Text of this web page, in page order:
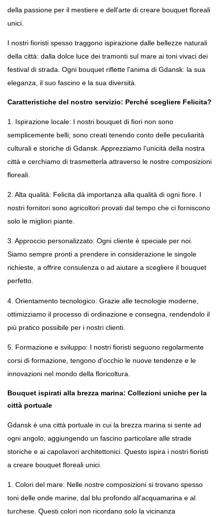
della passione per il mestiere e dell'arte di creare bouquet floreali
unici.
I nostri fioristi spesso traggono ispirazione dalle bellezze naturali
della città: dalla dolce luce dei tramonti sul mare ai toni vivaci dei
festival di strada. Ogni bouquet riflette l'anima di Gdansk: la sua
eleganza, il suo fascino e la sua diversità.
Caratteristiche del nostro servizio: Perché scegliere Felicita?
1. Ispirazione locale: I nostri bouquet di fiori non sono
semplicemente belli; sono creati tenendo conto delle peculiarità
culturali e storiche di Gdansk. Apprezziamo l'unicità della nostra
città e cerchiamo di trasmetterla attraverso le nostre composizioni
floreali.
2. Alta qualità: Felicita dà importanza alla qualità di ogni fiore. I
nostri fornitori sono agricoltori provati dal tempo che ci forniscono
solo le migliori piante.
3. Approccio personalizzato: Ogni cliente è speciale per noi.
Siamo sempre pronti a prendere in considerazione le singole
richieste, a offrire consulenza o ad aiutare a scegliere il bouquet
perfetto.
4. Orientamento tecnologico: Grazie alle tecnologie moderne,
ottimizziamo il processo di ordinazione e consegna, rendendolo il
più pratico possibile per i nostri clienti.
5. Formazione e sviluppo: I nostri fioristi seguono regolarmente
corsi di formazione, tengono d'occhio le nuove tendenze e le
innovazioni nel mondo della floricoltura.
Bouquet ispirati alla brezza marina: Collezioni uniche per la
città portuale
Gdansk è una città portuale in cui la brezza marina si sente ad
ogni angolo, aggiungendo un fascino particolare alle strade
storiche e ai capolavori architettonici. Questo ispira i nostri fioristi
a creare bouquet floreali unici.
1. Colori del mare: Nelle nostre composizioni si trovano spesso
toni delle onde marine, dal blu profondo all'acquamarina e al
turchese. Questi colori non ricordano solo la vicinanza